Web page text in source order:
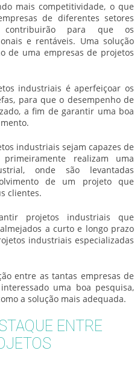
mais competitividade, o que
de diferentes setores
contribuirão para que os
e rentáveis. Uma solução
de uma empresas de projetos
industriais é aperfeiçoar os
para que o desempenho de
a fim de garantir uma boa
industriais sejam capazes de
realizam uma
onde são levantadas
de um projeto que
clientes.
projetos industriais que
a curto e longo prazo
industriais especializadas
entre as tantas empresas de
uma boa pesquisa,
a solução mais adequada.
ENTRE